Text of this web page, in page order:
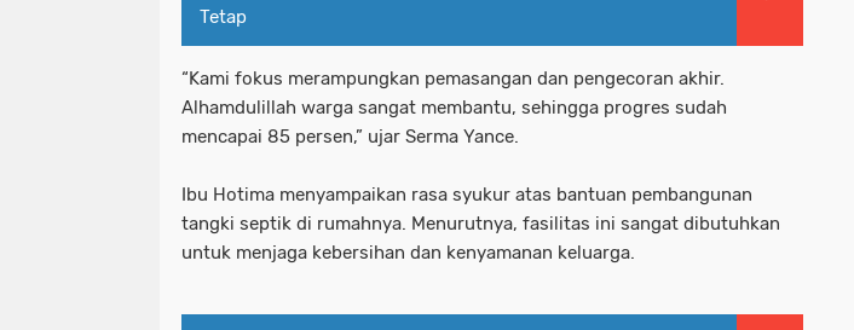
Tetap
“Kami fokus merampungkan pemasangan dan pengecoran akhir.
Alhamdulillah warga sangat membantu, sehingga progres sudah
mencapai 85 persen,” ujar Serma Yance.
Ibu Hotima menyampaikan rasa syukur atas bantuan pembangunan
tangki septik di rumahnya. Menurutnya, fasilitas ini sangat dibutuhkan
untuk menjaga kebersihan dan kenyamanan keluarga.